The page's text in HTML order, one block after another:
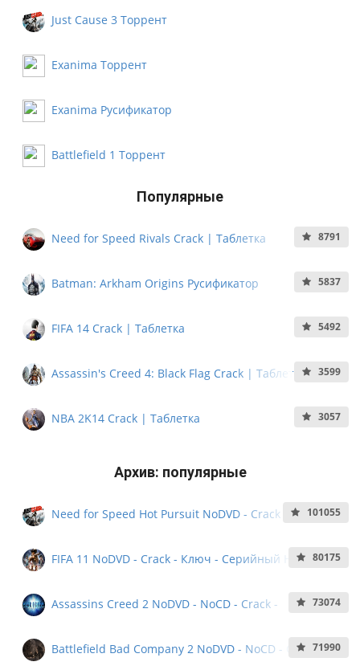
Just Cause 3 Торрент
Exanima Торрент
Exanima Русификатор
Battlefield 1 Торрент
Популярные
Need for Speed Rivals Crack | Таблетка 8791
Batman: Arkham Origins Русификатор 5837
FIFA 14 Crack | Таблетка 5492
Assassin's Creed 4: Black Flag Crack | Таблетка 3599
NBA 2K14 Crack | Таблетка 3057
Архив: популярные
Need for Speed Hot Pursuit NoDVD - Crack - Ключ -
101055
FIFA 11 NoDVD - Crack - Ключ - Серийный Номер -80175
Assassins Creed 2 NoDVD - NoCD - Crack -
73074
Battlefield Bad Company 2 NoDVD - NoCD - Crack -71990